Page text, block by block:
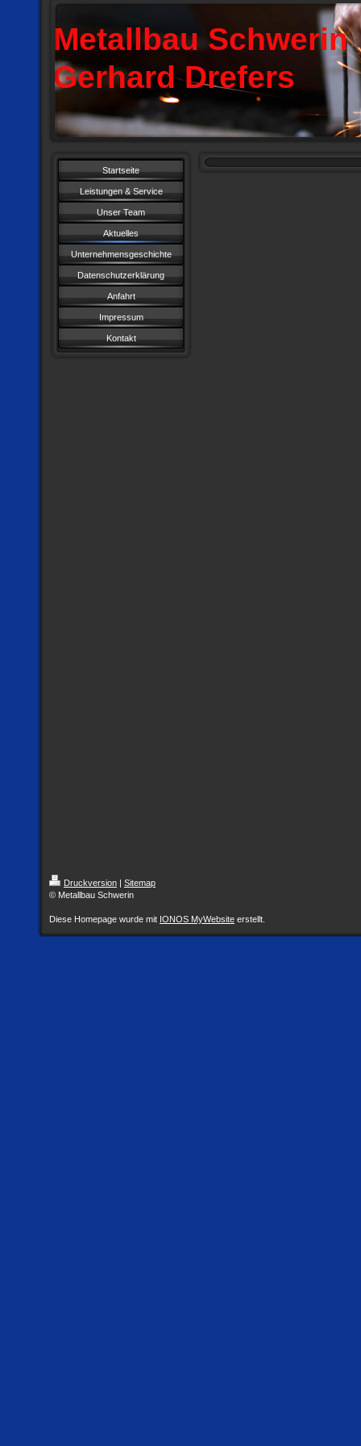
Metallbau Schwerin
Gerhard Drefers
Startseite
Leistungen & Service
Unser Team
Aktuelles
Unternehmensgeschichte
Datenschutzerklärung
Anfahrt
Impressum
Kontakt
Druckversion | Sitemap
© Metallbau Schwerin
Diese Homepage wurde mit IONOS MyWebsite erstellt.